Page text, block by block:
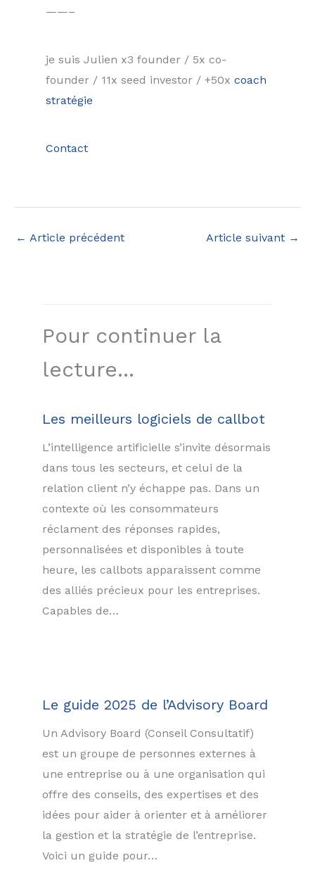
——–
je suis Julien x3 founder / 5x co-
founder / 11x seed investor / +50x coach
stratégie
Contact
← Article précédent Article suivant →
Pour continuer la
lecture...
Les meilleurs logiciels de callbot
L’intelligence artificielle s’invite désormais
dans tous les secteurs, et celui de la
relation client n’y échappe pas. Dans un
contexte où les consommateurs
réclament des réponses rapides,
personnalisées et disponibles à toute
heure, les callbots apparaissent comme
des alliés précieux pour les entreprises.
Capables de…
Le guide 2025 de l’Advisory Board
Un Advisory Board (Conseil Consultatif)
est un groupe de personnes externes à
une entreprise ou à une organisation qui
offre des conseils, des expertises et des
idées pour aider à orienter et à améliorer
la gestion et la stratégie de l’entreprise.
Voici un guide pour…